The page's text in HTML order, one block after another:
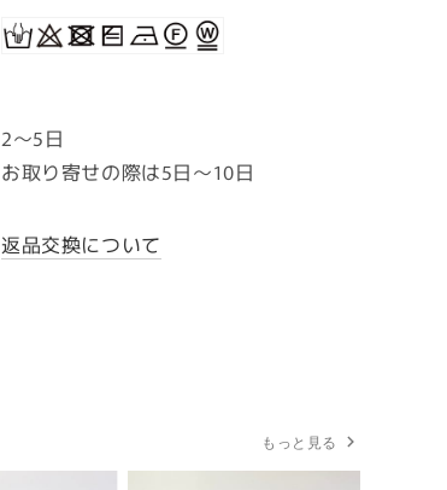
2〜5日
お取り寄せの際は5日～10日
返品交換について
もっと見る